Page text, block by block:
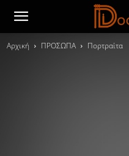
Αρχική ΠΡΟΣΩΠΑ Πορτραίτα